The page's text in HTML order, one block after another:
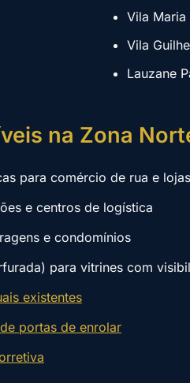
Vila Maria
Vila
Lauzane
na Zona
para comércio de rua e
e centros de logística
e condomínios
para vitrines com
existentes
portas de enrolar